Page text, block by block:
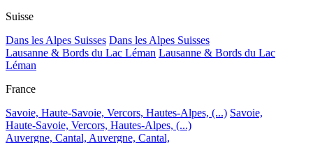
Suisse
Dans les Alpes Suisses Dans les Alpes Suisses
Lausanne & Bords du Lac Léman Lausanne & Bords du Lac
Léman
France
Savoie, Haute-Savoie, Vercors, Hautes-Alpes, (...) Savoie,
Haute-Savoie, Vercors, Hautes-Alpes, (...)
Auvergne, Cantal, Auvergne, Cantal,